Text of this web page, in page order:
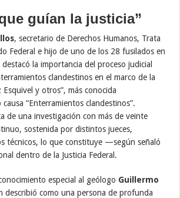
guían la justicia”
, secretario de Derechos Humanos, Trata
Federal e hijo de uno de los 28 fusilados en
la importancia del proceso judicial
clandestinos en el marco de la
Esquivel y otros”, más conocida
“Enterramientos clandestinos”.
de una investigación con más de veinte
sostenida por distintos jueces,
técnicos, lo que constituye —según señaló
dentro de la Justicia Federal.
especial al geólogo Guillermo
describió como una persona de profunda